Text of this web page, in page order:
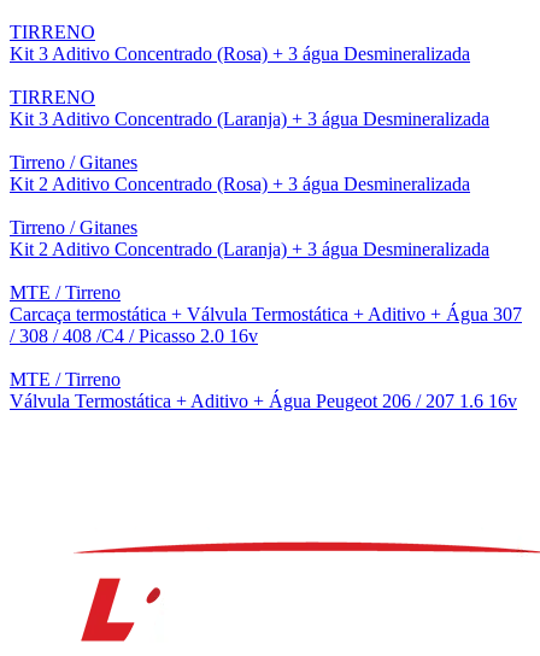
TIRRENO
Kit 3 Aditivo Concentrado (Rosa) + 3 água Desmineralizada
TIRRENO
Kit 3 Aditivo Concentrado (Laranja) + 3 água Desmineralizada
Tirreno / Gitanes
Kit 2 Aditivo Concentrado (Rosa) + 3 água Desmineralizada
Tirreno / Gitanes
Kit 2 Aditivo Concentrado (Laranja) + 3 água Desmineralizada
MTE / Tirreno
Carcaça termostática + Válvula Termostática + Aditivo + Água 307
/ 308 / 408 /C4 / Picasso 2.0 16v
MTE / Tirreno
Válvula Termostática + Aditivo + Água Peugeot 206 / 207 1.6 16v